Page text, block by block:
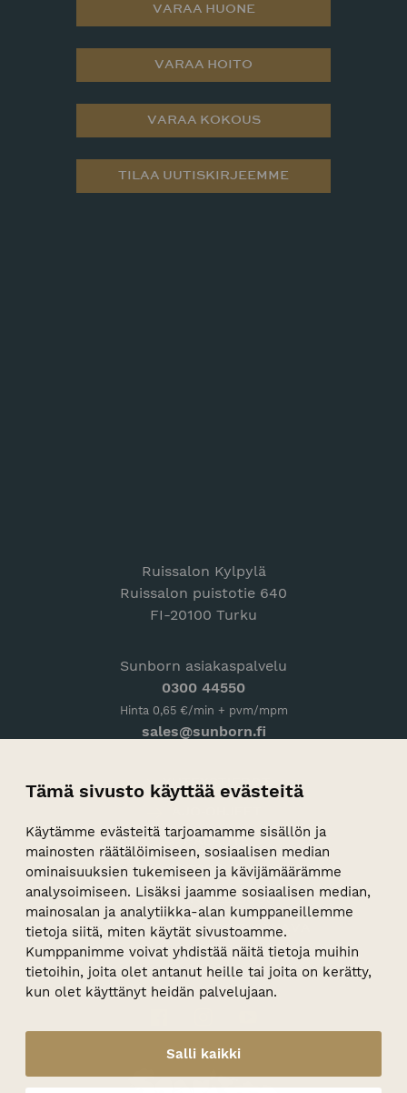
Tämä sivusto käyttää evästeitä
Käytämme evästeitä tarjoamamme sisällön ja
mainosten räätälöimiseen, sosiaalisen median
ominaisuuksien tukemiseen ja kävijämäärämme
analysoimiseen. Lisäksi jaamme sosiaalisen median,
mainosalan ja analytiikka-alan kumppaneillemme
tietoja siitä, miten käytät sivustoamme.
Kumppanimme voivat yhdistää näitä tietoja muihin
tietoihin, joita olet antanut heille tai joita on kerätty,
kun olet käyttänyt heidän palvelujaan.
Salli kaikki
Ruissalon Kylpylä
Ruissalon puistotie 640
FI-20100 Turku
Sunborn asiakaspalvelu
0300 44550
Hinta 0,65 €/min + pvm/mpm
sales@sunborn.fi
YHTEYSTIEDOT
PALAUTE
TIETOSUOJA
VASTUULLISUUS
WHISTLEBLOWER-KANAVA
VARAA HUONE
VARAA HOITO
VARAA KOKOUS
TILAA UUTISKIRJEEMME